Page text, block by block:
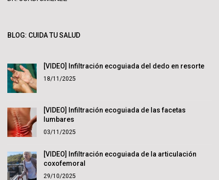
BLOG: CUIDA TU SALUD
[VIDEO] Infiltración ecoguiada del dedo en resorte
18/11/2025
[VIDEO] Infiltración ecoguiada de las facetas
lumbares
03/11/2025
[VIDEO] Infiltración ecoguiada de la articulación
coxofemoral
29/10/2025